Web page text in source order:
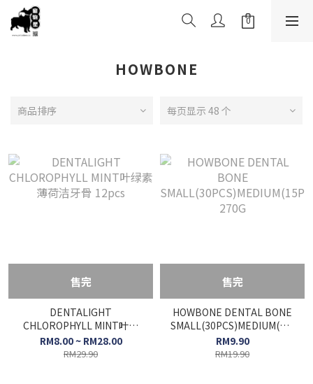
HOWBONE
商品排序 每页显示 48 个
售完
DENTALIGHT
CHLOROPHYLL MINT叶绿
素薄荷洁牙骨 12pcs
RM8.00 ~ RM28.00
RM29.90
售完
HOWBONE DENTAL BONE
SMALL(30PCS)MEDIUM(15PCS)
270G
RM9.90
RM19.90